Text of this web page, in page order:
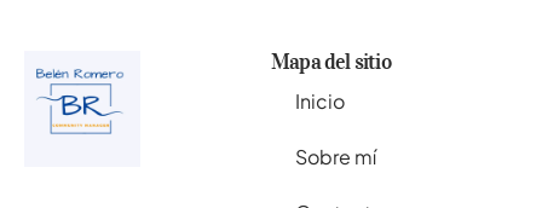
Mapa del sitio
Inicio
Sobre mí